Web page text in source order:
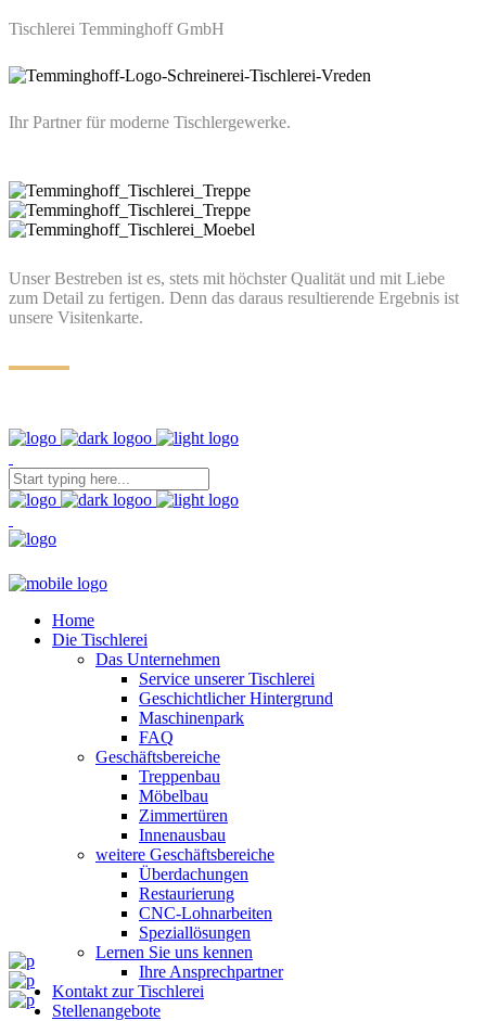
Tischlerei Temminghoff GmbH
Ihr Partner für moderne Tischlergewerke.
Unser Bestreben ist es, stets mit höchster Qualität und mit Liebe
zum Detail zu fertigen. Denn das daraus resultierende Ergebnis ist
unsere Visitenkarte.
Home
Die Tischlerei
Das Unternehmen
Service unserer Tischlerei
Geschichtlicher Hintergrund
Maschinenpark
FAQ
Geschäftsbereiche
Treppenbau
Möbelbau
Zimmertüren
Innenausbau
weitere Geschäftsbereiche
Überdachungen
Restaurierung
CNC-Lohnarbeiten
Speziallösungen
Lernen Sie uns kennen
Ihre Ansprechpartner
Kontakt zur Tischlerei
Stellenangebote